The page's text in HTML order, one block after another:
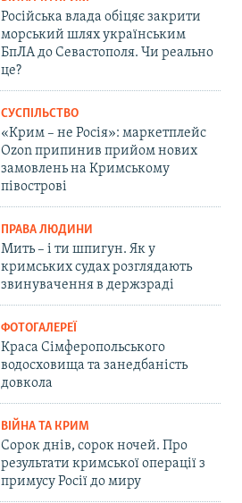
Російська влада обіцяє закрити
морський шлях українським
БпЛА до Севастополя. Чи реально
це?
СУСПІЛЬСТВО
«Крим – не Росія»: маркетплейс
Ozon припинив прийом нових
замовлень на Кримському
півострові
ПРАВА ЛЮДИНИ
Мить – і ти шпигун. Як у
кримських судах розглядають
звинувачення в держзраді
ФОТОГАЛЕРЕЇ
Краса Сімферопольського
водосховища та занедбаність
довкола
ВІЙНА ТА КРИМ
Сорок днів, сорок ночей. Про
результати кримської операції з
примусу Росії до миру